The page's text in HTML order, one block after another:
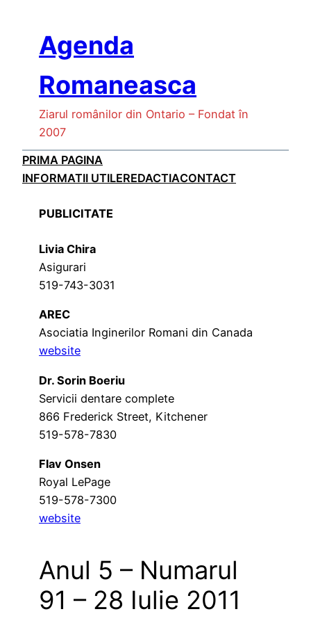
contentAgenda
Romaneasca
Ziarul românilor din Ontario – Fondat în
2007
PRIMA PAGINA
INFORMATII UTILEREDACTIACONTACT
PUBLICITATE
Livia Chira
Asigurari
519-743-3031
AREC
Asociatia Inginerilor Romani din Canada
website
Dr. Sorin Boeriu
Servicii dentare complete
866 Frederick Street, Kitchener
519-578-7830
Flav Onsen
Royal LePage
519-578-7300
website
Anul 5 – Numarul
91 – 28 Iulie 2011